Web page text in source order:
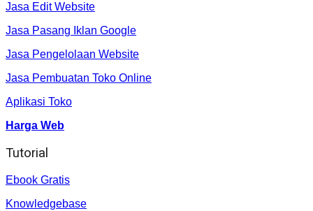
Jasa Edit Website
Jasa Pasang Iklan Google
Jasa Pengelolaan Website
Jasa Pembuatan Toko Online
Aplikasi Toko
Harga Web
Tutorial
Ebook Gratis
Knowledgebase